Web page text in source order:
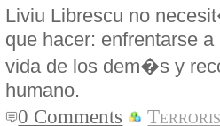
Liviu Librescu no
que hacer: enfrentarse
vida de los dem�s y
humano.
0 Comments